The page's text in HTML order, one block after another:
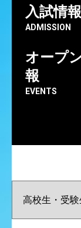
入試情報
ADMISSION
オープ
報
EVENTS
建築・環境デ
「ユキヒラや